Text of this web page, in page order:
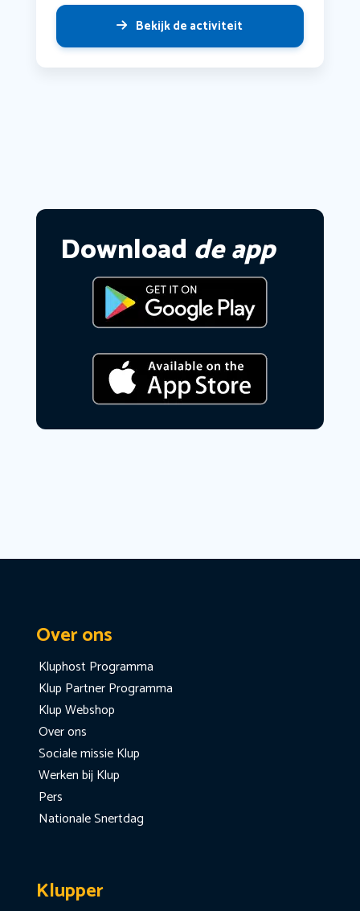
Bekijk de activiteit
Download de app
Over ons
Kluphost Programma
Klup Partner Programma
Klup Webshop
Over ons
Sociale missie Klup
Werken bij Klup
Pers
Nationale Snertdag
Klupper